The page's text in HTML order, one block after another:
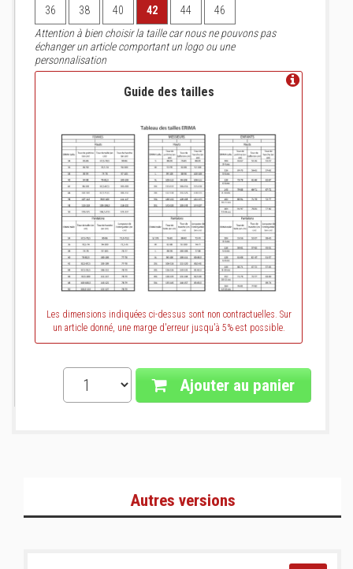
36 38 40 42 44
46
Attention à bien choisir la taille car nous ne pouvons pas
échanger un article comportant un logo ou une
personnalisation
Guide des tailles
Les dimensions indiquées ci-dessus sont non contractuelles. Sur
un article donné, une marge d'erreur jusqu'à 5% est possible.
Ajouter au panier
Autres versions